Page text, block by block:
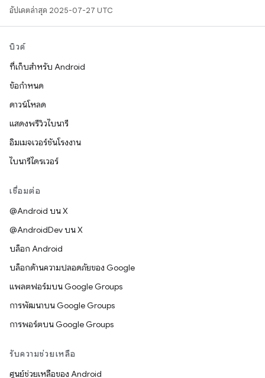
อัปเดตล่าสุด 2025-07-27 UTC
บิวด์
ที่เก็บสำหรับ Android
ข้อกำหนด
ดาวน์โหลด
แสดงพรีวิวไบนารี
อิมเมจเวอร์ชันโรงงาน
ไบนารีไดรเวอร์
เชื่อมต่อ
@Android บน X
@AndroidDev บน X
บล็อก Android
บล็อกด้านความปลอดภัยของ Google
แพลตฟอร์มบน Google Groups
การพัฒนาบน Google Groups
การพอร์ตบน Google Groups
รับความช่วยเหลือ
ศูนย์ช่วยเหลือของ Android